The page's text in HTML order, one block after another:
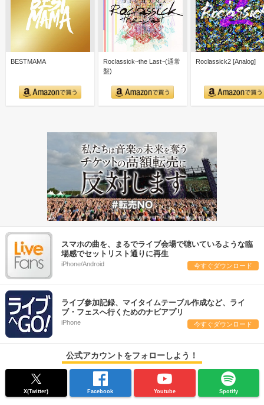
BESTMAMA
Roclassick~the Last~(通常
盤)
Roclassick2 [Analog]
スマホの曲を、まるでライブ会場で聴いているような臨
場感でセットリスト通りに再生
iPhone/Android 今すぐダウンロード
ライブ参加記録、マイタイムテーブル作成など、ライ
ブ・フェスへ行くためのナビアプリ
iPhone 今すぐダウンロード
公式アカウントをフォローしよう！
X(Twitter) Facebook Youtube Spotify